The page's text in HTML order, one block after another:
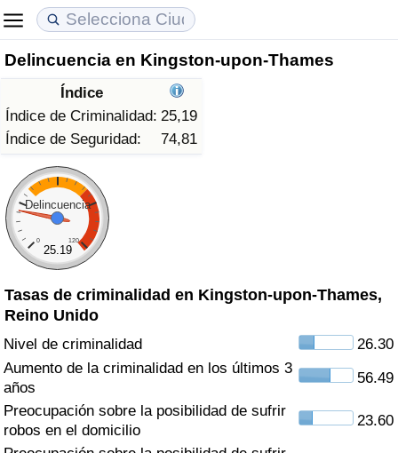
Delincuencia en Kingston-upon-Thames
Índice
Índice de Criminalidad: 25,19
Índice de Seguridad:
74,81
Delincuencia
0 120
25.19
Tasas de criminalidad en Kingston-upon-Thames,
Reino Unido
Nivel de criminalidad
26.30
Aumento de la criminalidad en los últimos 3
años
56.49
Preocupación sobre la posibilidad de sufrir
robos en el domicilio
23.60
Coste de vida
Índice de Costo de Vida (Actual)
Índice de Costo de Vida
Índice de costo de vida por país
en aqaba
Precios de las propiedades
Índice de Precios de Inmuebles (Actual)
Índice de Precios de Inmuebles
Índice de Precios de Inmuebles por País
Calidad de Vida
Índice de Calidad de Vida
Índice de Calidad de Vida (Actual)
Índice de calidad de vida por país
Delincuencia
Calificación del Índice de Criminalidad
(Actual)
Índice de Criminalidad
Índice de criminalidad por país